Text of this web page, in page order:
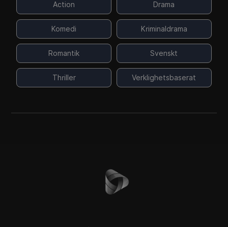
Action Drama
Komedi Kriminaldrama
Romantik Svenskt
Thriller Verklighetsbaserat